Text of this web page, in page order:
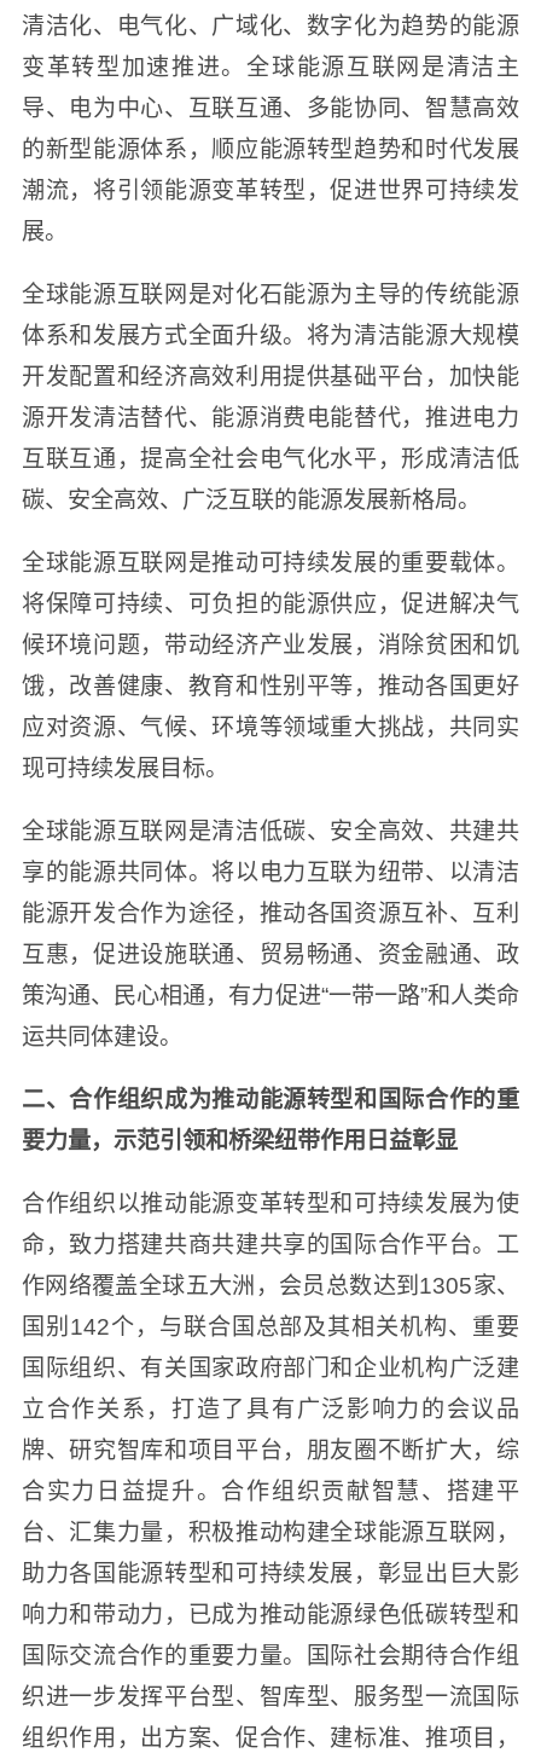
清洁化、电气化、广域化、数字化为趋势的能源
变革转型加速推进。全球能源互联网是清洁主
导、电为中心、互联互通、多能协同、智慧高效
的新型能源体系，顺应能源转型趋势和时代发展
潮流，将引领能源变革转型，促进世界可持续发
展。
全球能源互联网是对化石能源为主导的传统能源
体系和发展方式全面升级。将为清洁能源大规模
开发配置和经济高效利用提供基础平台，加快能
源开发清洁替代、能源消费电能替代，推进电力
互联互通，提高全社会电气化水平，形成清洁低
碳、安全高效、广泛互联的能源发展新格局。
全球能源互联网是推动可持续发展的重要载体。
将保障可持续、可负担的能源供应，促进解决气
候环境问题，带动经济产业发展，消除贫困和饥
饿，改善健康、教育和性别平等，推动各国更好
应对资源、气候、环境等领域重大挑战，共同实
现可持续发展目标。
全球能源互联网是清洁低碳、安全高效、共建共
享的能源共同体。将以电力互联为纽带、以清洁
能源开发合作为途径，推动各国资源互补、互利
互惠，促进设施联通、贸易畅通、资金融通、政
策沟通、民心相通，有力促进“一带一路”和人类命
运共同体建设。
二、合作组织成为推动能源转型和国际合作的重
要力量，示范引领和桥梁纽带作用日益彰显
合作组织以推动能源变革转型和可持续发展为使
命，致力搭建共商共建共享的国际合作平台。工
作网络覆盖全球五大洲，会员总数达到1305家、
国别142个，与联合国总部及其相关机构、重要
国际组织、有关国家政府部门和企业机构广泛建
立合作关系，打造了具有广泛影响力的会议品
牌、研究智库和项目平台，朋友圈不断扩大，综
合实力日益提升。合作组织贡献智慧、搭建平
台、汇集力量，积极推动构建全球能源互联网，
助力各国能源转型和可持续发展，彰显出巨大影
响力和带动力，已成为推动能源绿色低碳转型和
国际交流合作的重要力量。国际社会期待合作组
织进一步发挥平台型、智库型、服务型一流国际
组织作用，出方案、促合作、建标准、推项目，